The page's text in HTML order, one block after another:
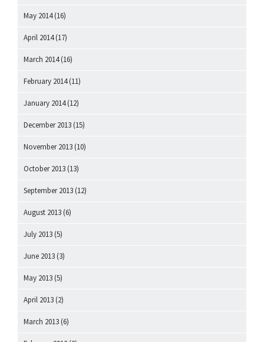
May 2014(16)
April 2014(17)
March 2014(16)
February 2014(11)
January 2014(12)
December 2013 (15)
November 2013 (10)
October 2013 (13)
September 2013 (12)
August 2013 (6)
July 2013 (5)
June 2013 (3)
May 2013 (5)
April 2013 (2)
March 2013 (6)